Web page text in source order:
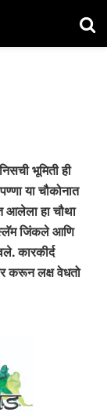
भूमिती ही
या चौकोनात
आलेला हा चौथा
जिंकले आणि
कारकीर्द
करून लक्ष वेधतो